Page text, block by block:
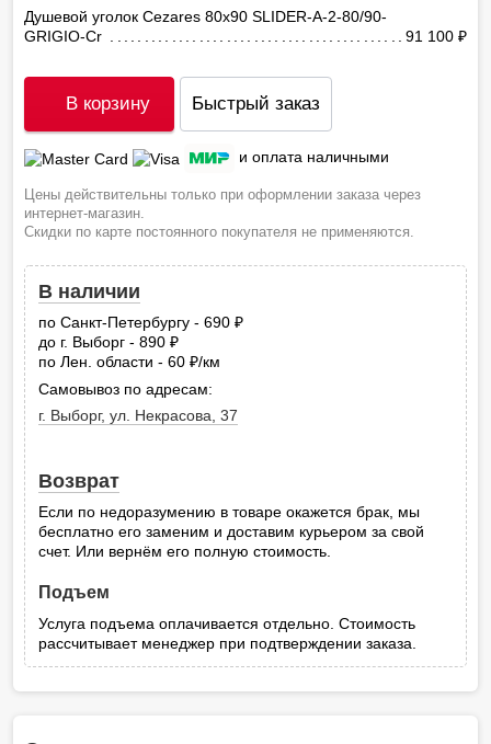
Душевой уголок Cezares 80х90 SLIDER-A-2-80/90-
GRIGIO-Cr
91 100
В корзину Быстрый заказ
и оплата наличными
Цены действительны только при оформлении заказа через
интернет-магазин.
Скидки по карте постоянного покупателя не применяются.
В наличии
по Санкт-Петербургу - 690
до г. Выборг - 890
по Лен. области - 60
руб.
/км
Самовывоз по адресам:
г. Выборг, ул. Некрасова, 37
Возврат
Если по недоразумению в товаре окажется брак, мы
бесплатно его заменим и доставим курьером за свой
счет. Или вернём его полную стоимость.
Подъем
Услуга подъема оплачивается отдельно. Стоимость
рассчитывает менеджер при подтверждении заказа.